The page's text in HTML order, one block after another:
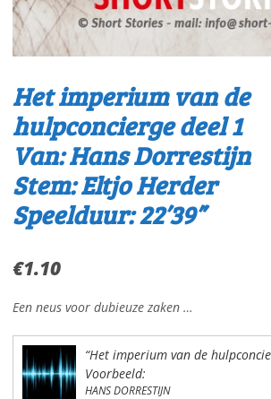
Het imperium van de
hulpconcierge deel 1
Van: Hans Dorrestijn
Stem: Eltjo Herder
Speelduur: 22’39”
€1.10
Een neus voor dubieuze zaken …
“Het imperium van de
Voorbeeld:
HANS DORRESTIJN